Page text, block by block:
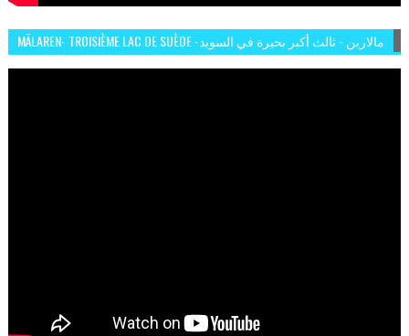
MÄLAREN- TROISIÈME LAC DE SUÈDE -مالارين - ثالث أكبر بحيرة في السويد